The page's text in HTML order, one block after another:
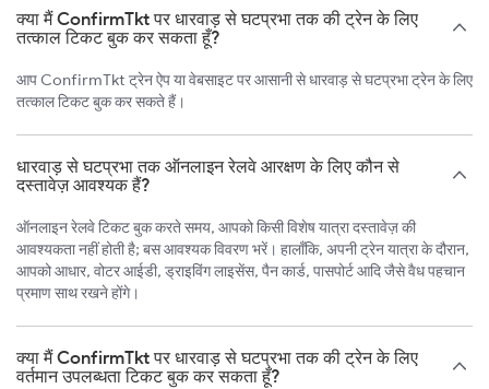
क्या मैं ConfirmTkt पर धारवाड़ से घटप्रभा तक की ट्रेन के लिए
तत्काल टिकट बुक कर सकता हूँ?
आप ConfirmTkt ट्रेन ऐप या वेबसाइट पर आसानी से धारवाड़ से घटप्रभा ट्रेन के लिए
तत्काल टिकट बुक कर सकते हैं।
धारवाड़ से घटप्रभा तक ऑनलाइन रेलवे आरक्षण के लिए कौन से
दस्तावेज़ आवश्यक हैं?
ऑनलाइन रेलवे टिकट बुक करते समय, आपको किसी विशेष यात्रा दस्तावेज़ की
आवश्यकता नहीं होती है; बस आवश्यक विवरण भरें। हालाँकि, अपनी ट्रेन यात्रा के दौरान,
आपको आधार, वोटर आईडी, ड्राइविंग लाइसेंस, पैन कार्ड, पासपोर्ट आदि जैसे वैध पहचान
प्रमाण साथ रखने होंगे।
क्या मैं ConfirmTkt पर धारवाड़ से घटप्रभा तक की ट्रेन के लिए
वर्तमान उपलब्धता टिकट बुक कर सकता हूँ?